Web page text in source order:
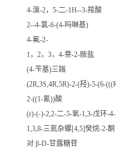
4-溴-2，5-二-1H--3-羧酸
2--4-氯-6-(4-吗啉基)
4-氟-2-
1，2，3，4-萘-2-胺盐
(4-苄基)三鎓
(2R,3S,4R,5R)-2-(羟)-5-(6-
2-((1-氰))酸
(r)-(-)-2,2-二-5-氧-1,3-戊环-4-
1,3,8-三氮杂螺[4,5]癸烷-2-酮
对 β-D-甘露糖苷